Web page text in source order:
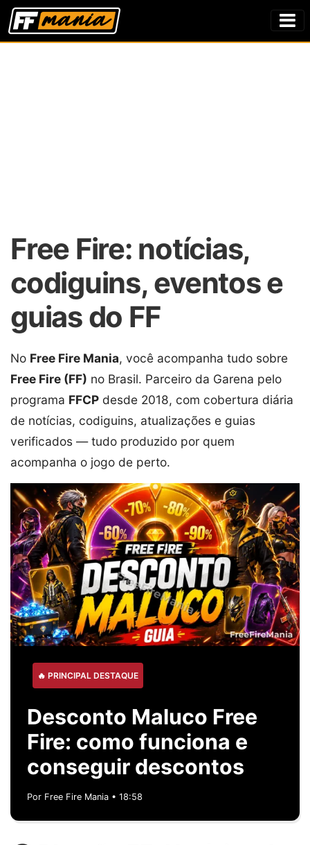
Free Fire: notícias,
codiguins, eventos e
guias do FF
No Free Fire Mania, você acompanha tudo sobre
Free Fire (FF) no Brasil. Parceiro da Garena pelo
programa FFCP desde 2018, com cobertura diária
de notícias, codiguins, atualizações e guias
verificados — tudo produzido por quem
acompanha o jogo de perto.
🔥 PRINCIPAL DESTAQUE
Desconto Maluco Free
Fire: como funciona e
conseguir descontos
Por Free Fire Mania • 18:58